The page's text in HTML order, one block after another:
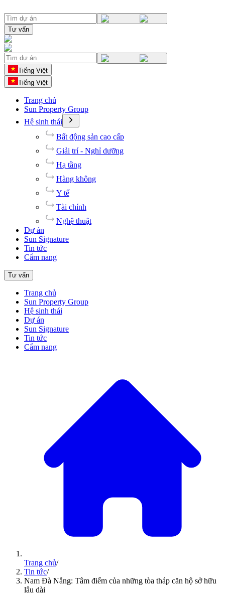
Tư vấn
Tiếng Việt
Tiếng Việt
Trang chủ
Sun Property Group
Hệ sinh thái
Bất động sản cao cấp
Giải trí - Nghỉ dưỡng
Hạ tầng
Hàng không
Y tế
Tài chính
Nghệ thuật
Dự án
Sun Signature
Tin tức
Cẩm nang
Tư vấn
Trang chủ
Sun Property Group
Hệ sinh thái
Dự án
Sun Signature
Tin tức
Cẩm nang
Trang chủ/
Tin tức/
Nam Đà Nẵng: Tâm điểm của những tòa tháp căn hộ sở hữu
lâu dài